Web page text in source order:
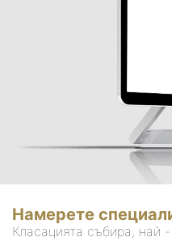
Намерете
Класацията събира, най